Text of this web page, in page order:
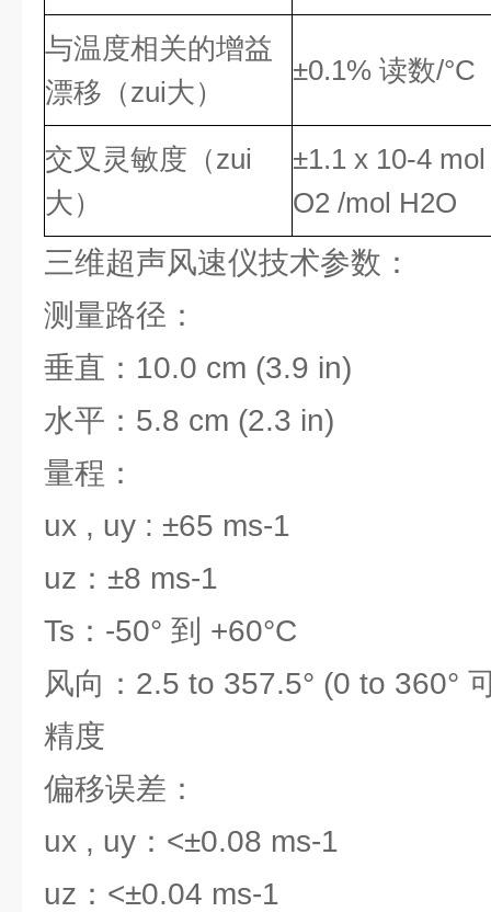
与温度相关的增益
漂移（zui大）
±0.1% 读数/°C
交叉灵敏度（zui
大）
±1.1 x 10-4
O2 /mol H2O
三维超声风速仪技术参数：
测量路径：
垂直：10.0 cm (3.9 in)
水平：5.8 cm (2.3 in)
量程：
ux , uy : ±65 ms-1
uz：±8 ms-1
Ts：-50° 到 +60°C
风向：2.5 to 357.5° (0 to 360°
精度
偏移误差：
ux , uy：<±0.08 ms-1
uz：<±0.04 ms-1